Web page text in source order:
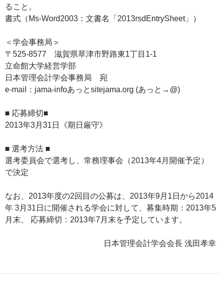
ること。
書式（Ms-Word2003：文書名「2013rsdEntrySheet」）
＜学会事務局＞
〒525-8577 滋賀県草津市野路東1丁目1-1
立命館大学経営学部
日本管理会計学会事務局 宛
e-mail：jama-infoあっとsitejama.org (あっと→@)
■ 応募締切■
2013年3月31日《期日厳守》
■ 選考方法 ■
選考委員会で選考し、常務理事会（2013年4月開催予定）
で決定
なお、2013年度の2回目の公募は、2013年9月1日から2014
年 3月31日に開催される学会に対して、募集時期：2013年5
月末、 応募締切：2013年7月末を予定しています。
日本管理会計学会会長 浅田孝幸